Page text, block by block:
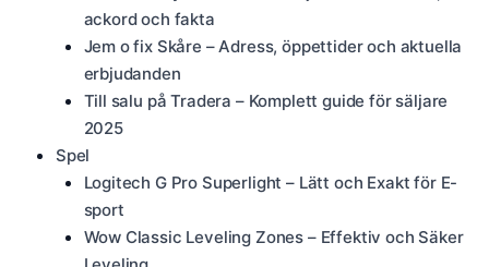
ackord och fakta
Jem o fix Skåre – Adress, öppettider och aktuella
erbjudanden
Till salu på Tradera – Komplett guide för säljare
2025
Spel
Logitech G Pro Superlight – Lätt och Exakt för E-
sport
Wow Classic Leveling Zones – Effektiv och Säker